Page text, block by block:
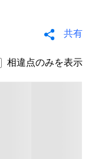
共有
相違点のみを表示